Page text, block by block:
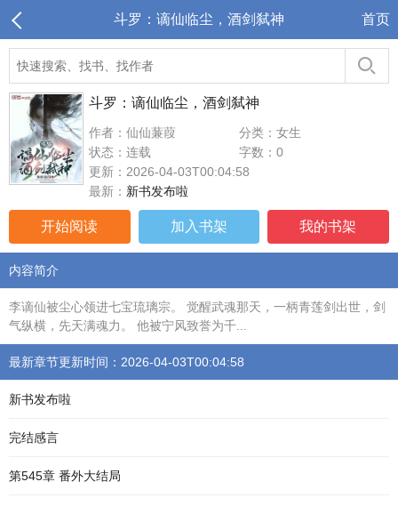
斗罗：谪仙临尘，酒剑弑神 首页
斗罗：谪仙临尘，酒剑弑神
作者：仙仙蒹葭
分类：女生
状态：连载
字数：0
更新：2026-04-03T00:04:58
最新： 新书发布啦
开始阅读 加入书架 我的书架
内容简介
李谪仙被尘心领进七宝琉璃宗。 觉醒武魂那天，一柄青莲剑出世，剑
气纵横，先天满魂力。 他被宁风致誉为千...
最新章节更新时间：2026-04-03T00:04:58
新书发布啦
完结感言
第545章 番外大结局